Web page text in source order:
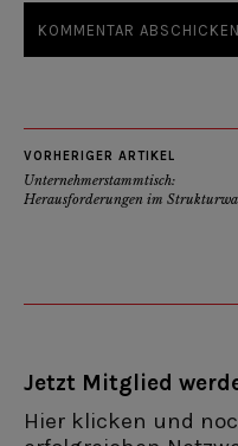
VORHERIGER ARTIKEL
Unternehmerstammtisch:
Herausforderungen im
Jetzt Mitglied
Hier klicken und